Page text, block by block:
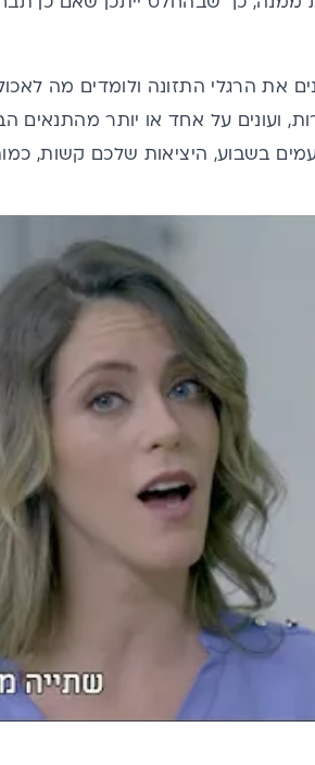
את הרגלי התזונה ולומדים מה
ועונים על אחד או יותר מהתנאים
בשבוע, היציאות שלכם קשות,